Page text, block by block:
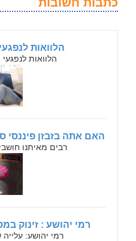
הלוואות
הלוואות
האם אתה בזבזן פיננסי
רבים מאיתנו
רמי יהושע : זינוק
רמי יהושע: עלייה של 26%